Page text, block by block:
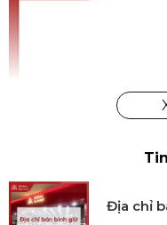
Địa chỉ